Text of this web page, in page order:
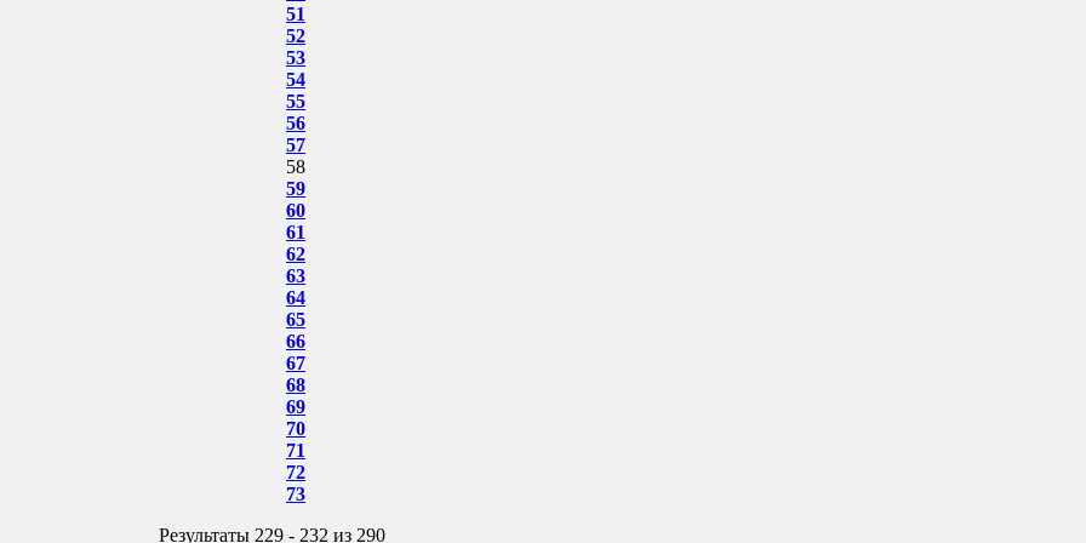
51
52
53
54
55
56
57
58
59
60
61
62
63
64
65
66
67
68
69
70
71
72
73
Результаты 229 - 232 из 290